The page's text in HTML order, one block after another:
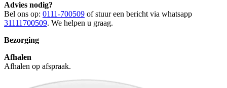
Advies nodig?
Bel ons op: 0111-700509 of stuur een bericht via whatsapp
31111700509. We helpen u graag.
Bezorging
Afhalen
Afhalen op afspraak.